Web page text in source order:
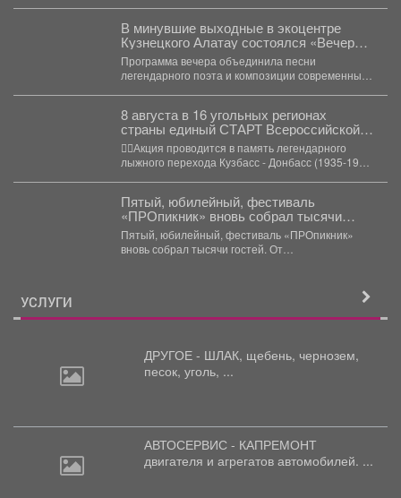
диспетчерского...
В минувшие выходные в экоцентре
Кузнецкого Алатау состоялся «Вечер
бардовской песни», посвященный
творчеству поэта, писателя, барда
Владимира Высоцкого.
Программа вечера объединила песни
легендарного поэта и композиции современных
8 августа в 16 угольных регионах
страны единый СТАРТ Всероссийской
акции «Шахтерское братство. Сильные
духом».
🏃‍♀️Акция проводится в память легендарного
лыжного перехода Кузбасс - Донбасс (1935-1936
Пятый, юбилейный, фестиваль
«ПРОпикник» вновь собрал тысячи
гостей.
Пятый, юбилейный, фестиваль «ПРОпикник»
вновь собрал тысячи гостей. От
УСЛУГИ
ДРУГОЕ - ШЛАК, щебень, чернозем,
песок, уголь, ...
АВТОСЕРВИС - КАПРЕМОНТ
двигателя и агрегатов автомобилей. ...